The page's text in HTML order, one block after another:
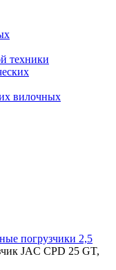
техники
вилочных
погрузчики 2,5
JAC CPD 25 GT,